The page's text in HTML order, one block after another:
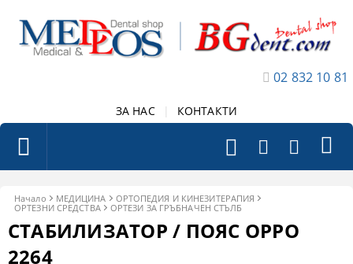
02 832 10 81
ЗА НАС КОНТАКТИ
Начало МЕДИЦИНА
ОРТОПЕДИЯ И КИНЕЗИТЕРАПИЯ
ОРТЕЗНИ СРЕДСТВА
ОРТЕЗИ ЗА ГРЪБНАЧЕН СТЪЛБ
СТАБИЛИЗАТОР / ПОЯС ОРРО
2264